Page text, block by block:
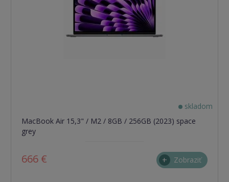
skladom
MacBook Air 15,3" / M2 / 8GB / 256GB (2023) space
grey
666 € Zobraziť